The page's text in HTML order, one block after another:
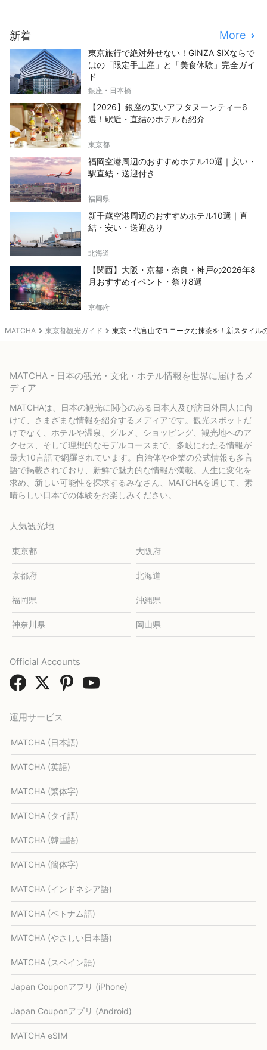
MATCHA 東京都観光ガイド 東京・代官山でユニークな抹茶を！新スタイル
新着 More
東京旅行で絶対外せない！GINZA SIXならで
はの「限定手土産」と「美食体験」完全ガイ
ド
銀座・日本橋
【2026】銀座の安いアフタヌーンティー6
選！駅近・直結のホテルも紹介
東京都
福岡空港周辺のおすすめホテル10選｜安い・
駅直結・送迎付き
福岡県
新千歳空港周辺のおすすめホテル10選｜直
結・安い・送迎あり
北海道
【関西】大阪・京都・奈良・神戸の2026年8
月おすすめイベント・祭り8選
京都府
MATCHA - 日本の観光・文化・ホテル情報を世界に届けるメ
ディア
MATCHAは、日本の観光に関心のある日本人及び訪日外国人に向
けて、さまざまな情報を紹介するメディアです。観光スポットだ
けでなく、ホテルや温泉、グルメ、ショッピング、観光地へのア
クセス、そして理想的なモデルコースまで、多岐にわたる情報が
最大10言語で網羅されています。自治体や企業の公式情報も多言
語で掲載されており、新鮮で魅力的な情報が満載。人生に変化を
求め、新しい可能性を探求するみなさん、MATCHAを通じて、素
晴らしい日本での体験をお楽しみください。
人気観光地
東京都 大阪府
京都府 北海道
福岡県 沖縄県
神奈川県 岡山県
運用サービス
MATCHA (日本語)
MATCHA (英語)
MATCHA (繁体字)
MATCHA (タイ語)
MATCHA (韓国語)
MATCHA (簡体字)
MATCHA (インドネシア語)
MATCHA (ベトナム語)
MATCHA (やさしい日本語)
MATCHA (スペイン語)
Japan Couponアプリ (iPhone)
Japan Couponアプリ (Android)
MATCHA eSIM
Official Accounts